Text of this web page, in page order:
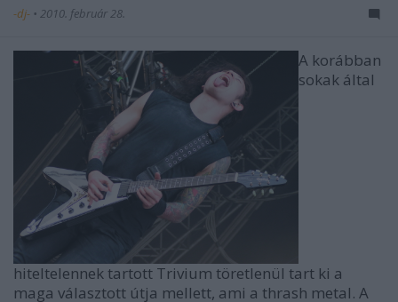
-dj- • 2010. február 28.
A korábban
sokak által
hiteltelennek tartott Trivium töretlenül tart ki a
maga választott útja mellett, ami a thrash metal. A